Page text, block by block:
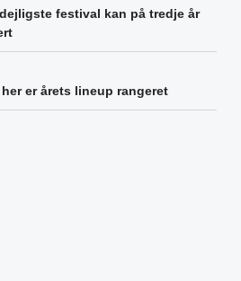
festival kan på tredje år
er årets lineup rangeret